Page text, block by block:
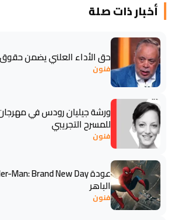
أخبار ذات صلة
حق الأداء العلني يضمن حقوق
فنون
ورشة جيليان رودس في
للمسرح التجريبي
فنون
الباهر
فنون